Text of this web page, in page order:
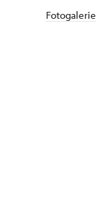
Fotogalerie